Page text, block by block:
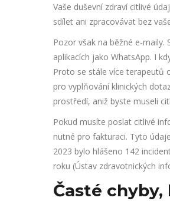
Vaše duševní zdraví citlivé
sdílet ani zpracovávat bez
Pozor však na běžné e-
aplikacích jako WhatsApp. I
Proto se stále více terapeutů
pro vyplňování klinických
prostředí, aniž byste museli
Pokud musíte poslat citlivé
nutné pro fakturaci. Tyto
2023 bylo hlášeno 142
roku (Ústav zdravotnických
Časté